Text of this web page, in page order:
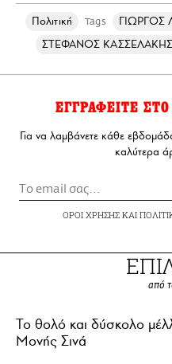
Πολιτική Tags
ΣΤΕΦΑΝΟΣ ΚΑΣΣΕΛΑΚΗΣ
ΕΓΓΡΑΦΕΙΤΕ ΣΤΟ
Για να λαμβάνετε κάθε
καλύτερα
ΟΡΟΙ ΧΡΗΣΗΣΚΑΙ
από
Το θολό και δύσκολο
Μονής Σινά